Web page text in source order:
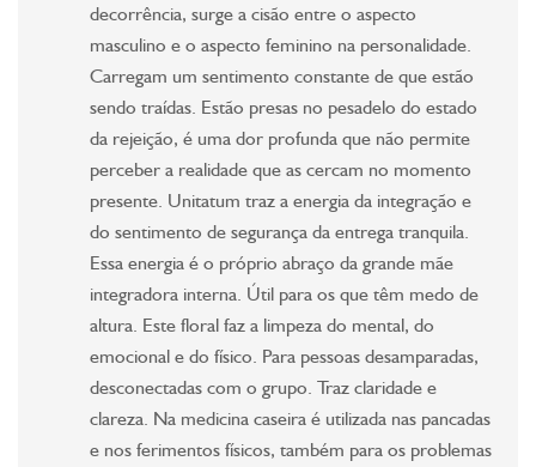
decorrência, surge a cisão entre o aspecto
masculino e o aspecto feminino na personalidade.
Carregam um sentimento constante de que estão
sendo traídas. Estão presas no pesadelo do estado
da rejeição, é uma dor profunda que não permite
perceber a realidade que as cercam no momento
presente. Unitatum traz a energia da integração e
do sentimento de segurança da entrega tranquila.
Essa energia é o próprio abraço da grande mãe
integradora interna. Útil para os que têm medo de
altura. Este floral faz a limpeza do mental, do
emocional e do físico. Para pessoas desamparadas,
desconectadas com o grupo. Traz claridade e
clareza. Na medicina caseira é utilizada nas pancadas
e nos ferimentos físicos, também para os problemas